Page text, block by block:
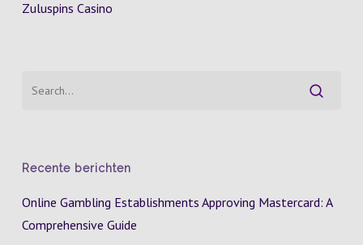
Zuluspins Casino
Recente berichten
Online Gambling Establishments Approving Mastercard: A
Comprehensive Guide